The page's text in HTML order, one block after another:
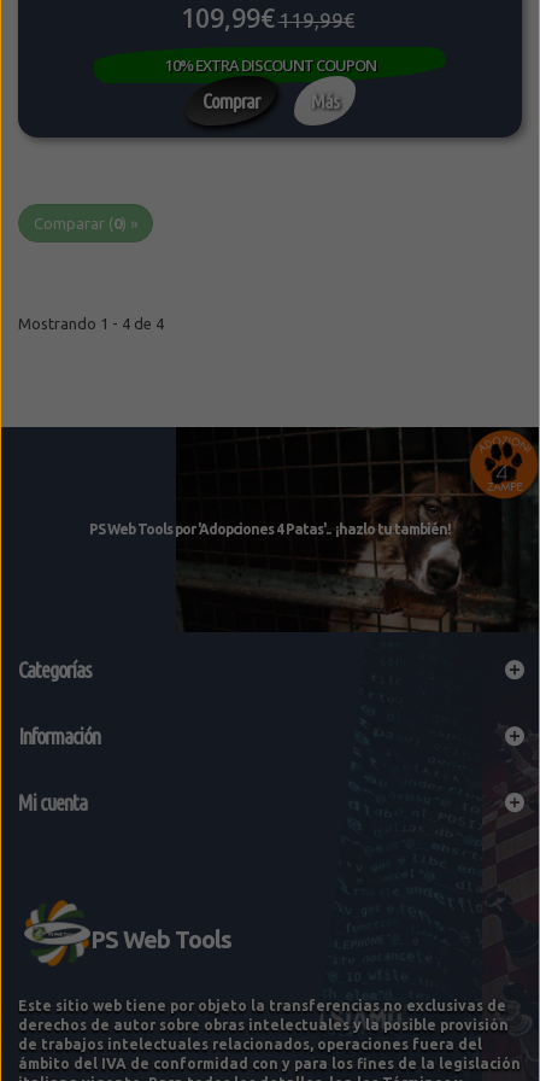
10% EXTRA DISCOUNT COUPON
109,99€119,99€
Comprar Más
Comparar (0) »
Mostrando 1 - 4 de 4
Categorías
Información
Mi cuenta
Este sitio web tiene por objeto la transferencias no exclusivas de
derechos de autor sobre obras intelectuales y la posible provisión
de trabajos intelectuales relacionados, operaciones fuera del
ámbito del IVA de conformidad con y para los fines de la legislación